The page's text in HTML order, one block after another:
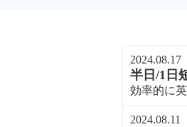
2024.08.17
半日/1日
効率的に
2024.08.11